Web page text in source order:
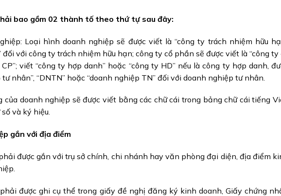
bao gồm 02 thành tốtheo thứ tự sau đây:
Loại hình doanh nghiệp sẽ được viết là “công ty trách nhiệm hữu
đối với công ty trách nhiệm hữu hạn; công ty cổ phần sẽ được viết là “công ty
viết “công ty hợp danh” hoặc “công ty HD” nếu là công ty hợp danh,
nhân”, “DNTN” hoặc “doanh nghiệp TN” đối với doanh nghiệp tư nhân.
của doanh nghiệp sẽ được viết bằng các chữ cái trong bảng chữ cái tiếng
số và ký hiệu.
gắn với địa điểm
được gắn với trụ sở chính, chi nhánh hay văn phòng đại diện, địa điểm
được ghi cụ thể trong giấy đề nghị đăng ký kinh doanh, Giấy chứng